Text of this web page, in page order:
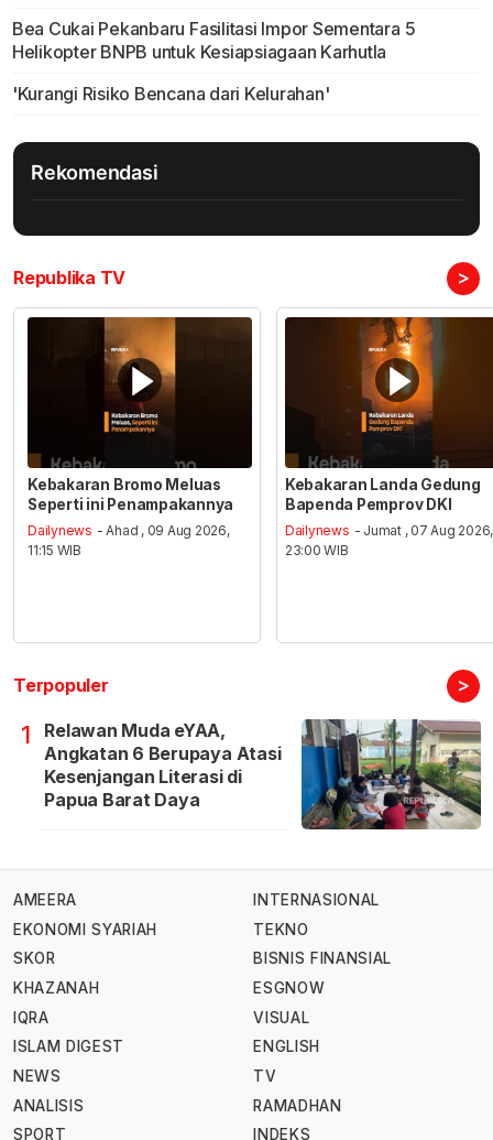
Bea Cukai Pekanbaru Fasilitasi Impor Sementara 5
Helikopter BNPB untuk Kesiapsiagaan Karhutla
'Kurangi Risiko Bencana dari Kelurahan'
Rekomendasi
Republika TV >
Kebakaran Bromo Meluas
Seperti ini Penampakannya
Dailynews - Ahad , 09 Aug 2026,
11:15 WIB
Kebakaran Landa Gedung
Bapenda Pemprov DKI
Dailynews - Jumat , 07 Aug 2026,
23:00 WIB
Terpopuler >
1
Relawan Muda eYAA,
Angkatan 6 Berupaya Atasi
Kesenjangan Literasi di
Papua Barat Daya
AMEERA
EKONOMI SYARIAH
SKOR
KHAZANAH
IQRA
ISLAM DIGEST
NEWS
ANALISIS
SPORT
INTERNASIONAL
TEKNO
BISNIS FINANSIAL
ESGNOW
VISUAL
ENGLISH
TV
RAMADHAN
INDEKS